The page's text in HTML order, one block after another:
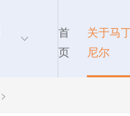
首
页
关于马
尼尔
>